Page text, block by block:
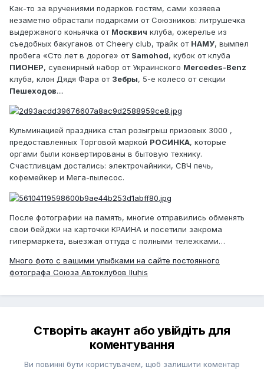
Как-то за вручениями подарков гостям, сами хозяева
незаметно обрастали подарками от Союзников: литрушечка
выдержаного коньячка от Москвич клуба, ожерелье из
съедобных бакуганов от Cheery club, трайк от НАМУ, вымпел
пробега «Сто лет в дороге» от Samohod, кубок от клуба
ПИОНЕР, сувенирный набор от Украинского Mercedes-Benz
клуба, клон Дядя Фара от Зебры, 5-е колесо от секции
Пешеходов....
Кульминацией праздника стал розыгрыш призовых 3000 ,
предоставленных Торговой маркой РОСИНКА, которые
оргами были конвертированы в бытовую технику.
Счастливцам достались: электрочайники, СВЧ печь,
кофемейкер и Мега-пылесос.
После фотографии на память, многие отправились обменять
свои бейджи на карточки КРАИНА и посетили закрома
гипермаркета, выезжая оттуда с полными тележками…
Много фото с вашими улыбками на сайте постоянного
фотографа Союза Автоклубов Iluhis
Створіть акаунт або увійдіть для
коментування
Ви повинні бути користувачем, щоб залишити коментар